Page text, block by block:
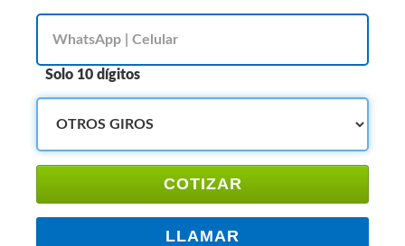
Solo 10 dígitos
COTIZAR
LLAMAR